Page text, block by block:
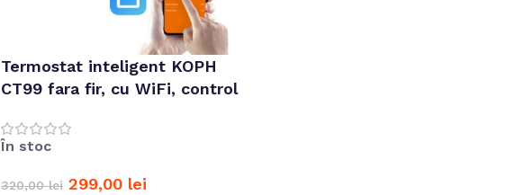
Termostat inteligent KOPH
CT99 fara fir, cu WiFi, control
termice, APP SMARTLIFE
În stoc
320,00lei 299,00 lei